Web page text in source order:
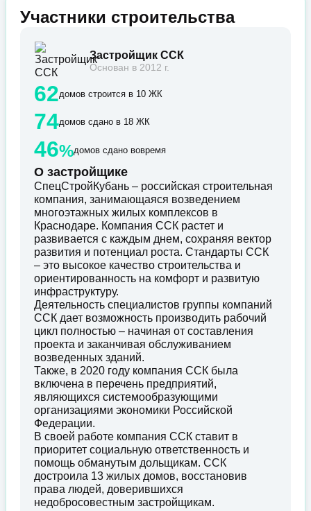
Участники строительства
Застройщик ССК
Основан в 2012 г.
62домов строится в 10 ЖК
74домов сдано в 18 ЖК
46%домов сдано вовремя
О застройщике
СпецСтройКубань – российская строительная
компания, занимающаяся возведением
многоэтажных жилых комплексов в
Краснодаре. Компания ССК растет и
развивается с каждым днем, сохраняя вектор
развития и потенциал роста. Стандарты ССК
– это высокое качество строительства и
ориентированность на комфорт и развитую
инфраструктуру.
Деятельность специалистов группы компаний
ССК дает возможность производить рабочий
цикл полностью – начиная от составления
проекта и заканчивая обслуживанием
возведенных зданий.
Также, в 2020 году компания ССК была
включена в перечень предприятий,
являющихся системообразующими
организациями экономики Российской
Федерации.
В своей работе компания ССК ставит в
приоритет социальную ответственность и
помощь обманутым дольщикам. ССК
достроила 13 жилых домов, восстановив
права людей, доверившихся
недобросовестным застройщикам.